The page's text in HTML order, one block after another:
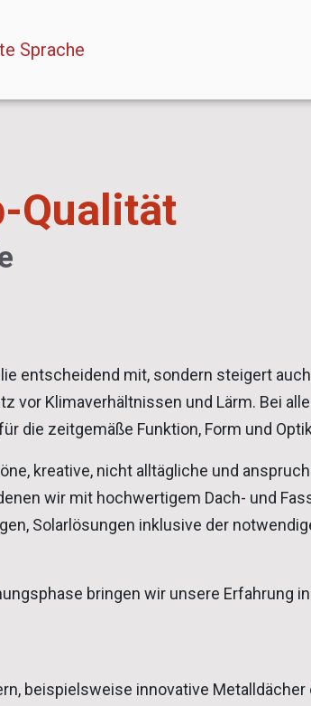
Sprache
Qualität
entscheidend mit, sondern steigert
vor Klimaverhältnissen und Lärm. Bei
die zeitgemäße Funktion, Form und
kreative, nicht alltägliche und
wir mit hochwertigem Dach- und
Solarlösungen inklusive der
bringen wir unsere Erfahrung
beispielsweise innovative